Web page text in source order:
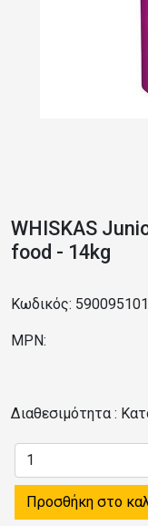
WHISKAS
food - 14kg
Κωδικός:
MPN:
Διαθεσιμότητα :
Προσθήκη στο